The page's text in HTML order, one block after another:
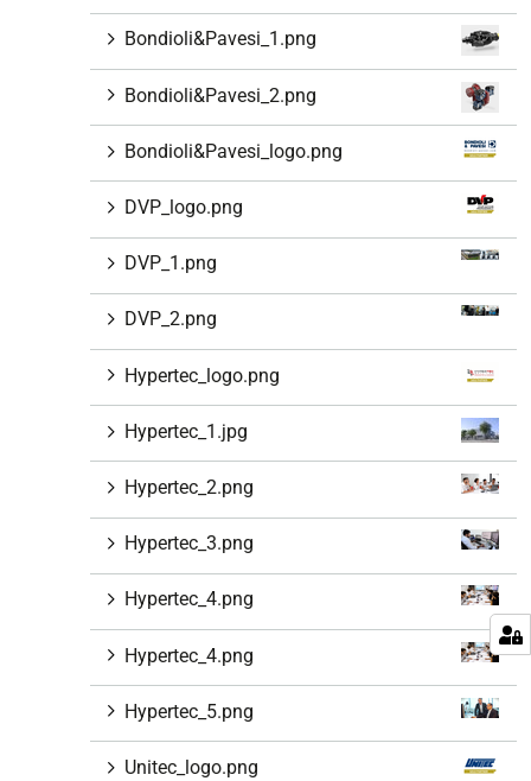
Bondioli&Pavesi_1.png
Bondioli&Pavesi_2.png
Bondioli&Pavesi_logo.png
DVP_logo.png
DVP_1.png
DVP_2.png
Hypertec_logo.png
Hypertec_1.jpg
Hypertec_2.png
Hypertec_3.png
Hypertec_4.png
Hypertec_4.png
Hypertec_5.png
Unitec_logo.png